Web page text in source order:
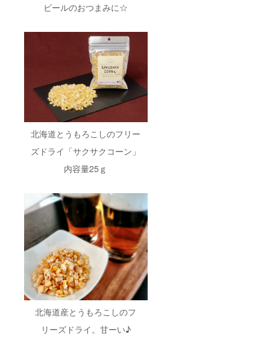
ビールのおつまみに☆
北海道とうもろこしのフリー
ズドライ「サクサクコーン」
内容量25ｇ
北海道産とうもろこしのフ
リーズドライ。甘ーい♪